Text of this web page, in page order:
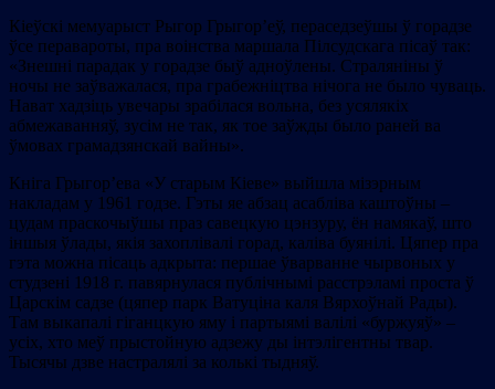
Кіеўскі мемуарыст Рыгор Грыгор’еў, пераседзеўшы ў горадзе
ўсе перавароты, пра воінства маршала Пілсудскага пісаў так:
«Знешні парадак у горадзе быў адноўлены. Страляніны ў
ночы не заўважалася, пра грабежніцтва нічога не было чуваць.
Нават хадзіць увечары зрабілася вольна, без усялякіх
абмежаванняў, зусім не так, як тое заўжды было раней ва
ўмовах грамадзянскай вайны».
Кніга Грыгор’ева «У старым Кіеве» выйшла мізэрным
накладам у 1961 годзе. Гэты яе абзац асабліва каштоўны –
цудам праскочыўшы праз савецкую цэнзуру, ён намякаў, што
іншыя ўлады, якія захоплівалі горад, каліва буянілі. Цяпер пра
гэта можна пісаць адкрыта: першае ўварванне чырвоных у
студзені 1918 г. павярнулася публічнымі расстрэламі проста ў
Царскім садзе (цяпер парк Ватуціна каля Вярхоўнай Рады).
Там выкапалі гіганцкую яму і партыямі валілі «буржуяў» –
усіх, хто меў прыстойную адзежу ды інтэлігентны твар.
Тысячы дзве настралялі за колькі тыдняў.